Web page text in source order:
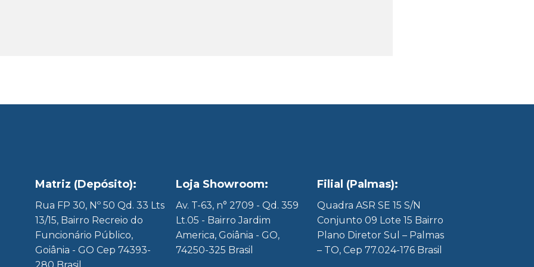
Matriz (Depósito):
Rua FP 30, Nº 50 Qd. 33 Lts
13/15, Bairro Recreio do
Funcionário Público,
Goiânia - GO Cep 74393-
Loja Showroom:
Av. T-63, n° 2709 - Qd. 359
Lt.05 - Bairro Jardim
America, Goiânia - GO,
74250-325 Brasil
Filial (Palmas):
Quadra ASR SE 15 S/N
Conjunto 09 Lote 15 Bairro
Plano Diretor Sul – Palmas
– TO, Cep 77.024-176 Brasil